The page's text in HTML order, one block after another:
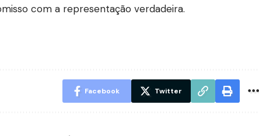
com a representação verdadeira.
Facebook Twitter